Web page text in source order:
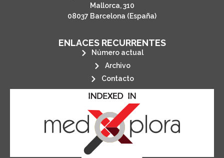
Mallorca, 310
08037 Barcelona (España)
ENLACES RECURRENTES
Número actual
Archivo
Contacto